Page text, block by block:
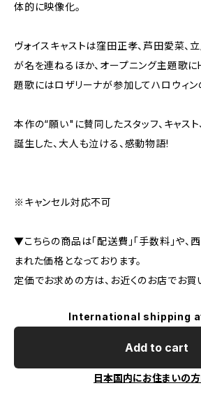
体的に映像化。
ヴォイスキャストは窪田正孝、芦田愛菜、
が名を連ねるほか、オープニング主題歌に
題歌にはロザリーナが参加してハロウィン
本作の“願い"に賛同したスタッフ、キャスト
誕生した、大人も泣ける、感動物語!
※キャンセル対応不可
▼こちらの商品は「配送費」「手数料」や
まれた価格となっております。
定価でお求めの方は、お近くのお店でお買
International shipping
Add to cart
日本国内にお住まいの